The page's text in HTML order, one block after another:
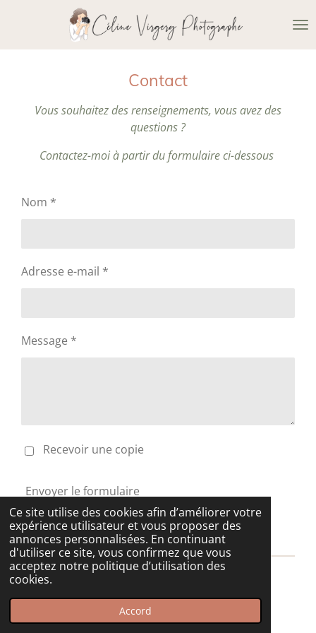
Ce site utilise des cookies afin d’améliorer votre
expérience utilisateur et vous proposer des
annonces personnalisées. En continuant
d'utiliser ce site, vous confirmez que vous
acceptez notre politique d’utilisation des
cookies.
Accord
contenu
Contact
Vous souhaitez des renseignements, vous avez des
questions ?
Contactez-moi à partir du formulaire ci-dessous
Nom *
Adresse e-mail *
Message *
Recevoir une copie
Envoyer le formulaire
© 2025 celinevirgery